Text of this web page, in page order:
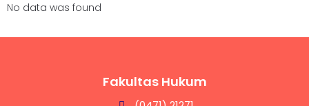
No data was found
Fakultas Hukum